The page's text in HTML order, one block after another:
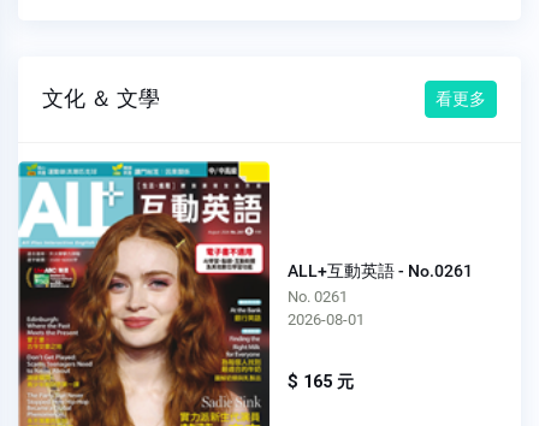
文化 ＆ 文學 看更多
ALL+互動英語 - No.0261
No. 0261
2026-08-01
$ 165 元